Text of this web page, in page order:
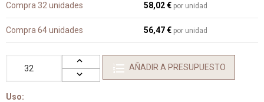
Compra 32 unidades 58,02 € por unidad
Compra 64 unidades 56,47 € por unidad
AÑADIR A PRESUPUESTO
Uso: